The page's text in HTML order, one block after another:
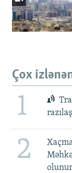
Çox
1
2
olunur